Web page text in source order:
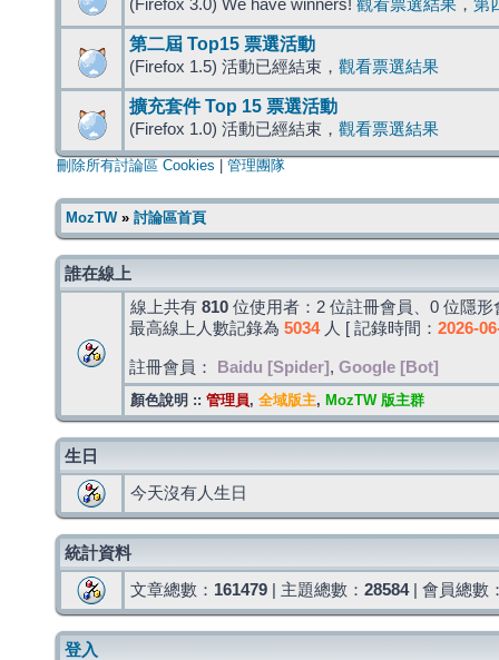
(Firefox 3.0) We have winners! 觀看票選結果 ， 第
第二屆 Top15 票選活動
(Firefox 1.5) 活動已經結束， 觀看票選結果
擴充套件 Top 15 票選活動
(Firefox 1.0) 活動已經結束， 觀看票選結果
刪除所有討論區 Cookies 管理團隊
MozTW» 討論區首頁
誰在線上
線上共有 810 位使用者：2 位註冊會員、0 位隱
最高線上人數記錄為 5034人 [ 記錄時間： 2026-
註冊會員： Baidu [Spider] , Google [Bot]
顏色說明 :: 管理員, 全域版主, MozTW 版主群
生日
今天沒有人生日
統計資料
文章總數： 161479 | 主題總數： 28584| 會員總數
登入